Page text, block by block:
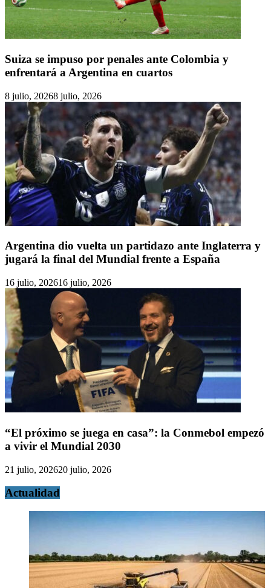
Suiza se impuso por penales ante Colombia y
enfrentará a Argentina en cuartos
8 julio, 20268 julio, 2026
Argentina dio vuelta un partidazo ante Inglaterra y
jugará la final del Mundial frente a España
16 julio, 202616 julio, 2026
“El próximo se juega en casa”: la Conmebol empezó
a vivir el Mundial 2030
21 julio, 202620 julio, 2026
Actualidad